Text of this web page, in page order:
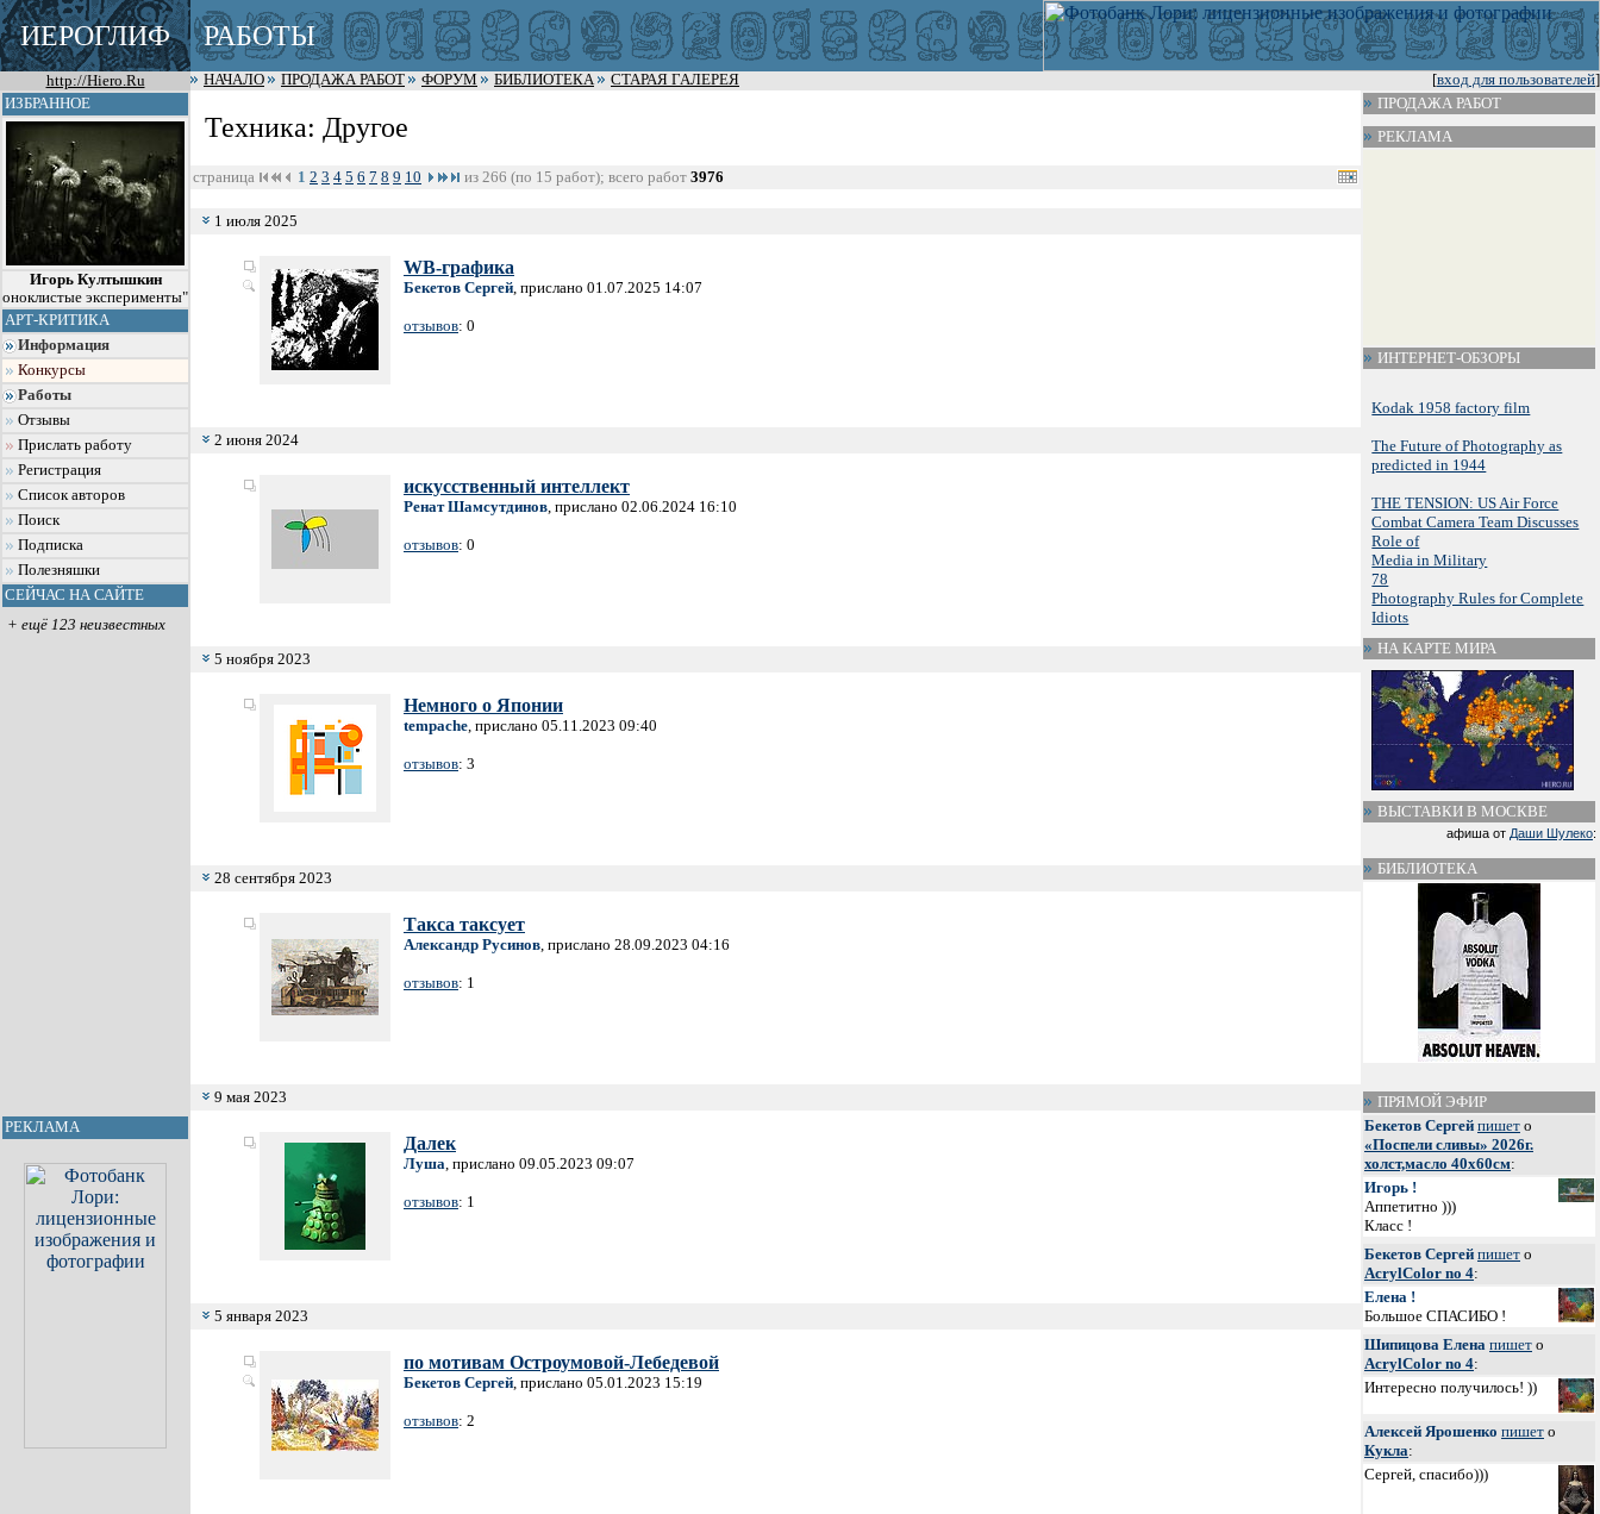
ИЕРОГЛИФ РАБОТЫ
http://Hiero.Ru [вход для пользователей]
НАЧАЛО ПРОДАЖА РАБОТ ФОРУМ БИБЛИОТЕКА
СТАРАЯ ГАЛЕРЕЯ
ИЗБРАННОЕ
Игорь Култышкин
оноклистые эксперименты"
АРТ-КРИТИКА
Информация
Конкурсы
Работы
Отзывы
Прислать работу
Регистрация
Список авторов
Поиск
Подписка
Полезняшки
СЕЙЧАС НА САЙТЕ
+ ещё 123 неизвестных
РЕКЛАМА
Техника: Другое
страница 1 2 3 4 5 6 7 8 9 10 из 266 (по 15 работ); всего работ 3976
1 июля 2025
WB-графика
Бекетов Сергей, прислано 01.07.2025 14:07
отзывов: 0
2 июня 2024
искусственный интеллект
Ренат Шамсутдинов, прислано 02.06.2024 16:10
отзывов: 0
5 ноября 2023
Немного о Японии
tempache, прислано 05.11.2023 09:40
отзывов: 3
28 сентября 2023
Такса таксует
Александр Русинов, прислано 28.09.2023 04:16
отзывов: 1
9 мая 2023
Далек
Луша, прислано 09.05.2023 09:07
отзывов: 1
5 января 2023
по мотивам Остроумовой-Лебедевой
Бекетов Сергей, прислано 05.01.2023 15:19
отзывов: 2
ПРОДАЖА РАБОТ
РЕКЛАМА
ИНТЕРНЕТ-ОБЗОРЫ
Kodak 1958 factory film
The Future of Photography as
predicted in 1944
THE TENSION: US Air Force
Combat Camera Team Discusses
Role of
Media in Military
78
Photography Rules for Complete
Idiots
НА КАРТЕ МИРА
ВЫСТАВКИ В МОСКВЕ
афиша от Даши Шулеко:
БИБЛИОТЕКА
ПРЯМОЙ ЭФИР
Бекетов Сергей пишет о
«Поспели сливы» 2026г.
холст,масло 40х60см:
Игорь !
Аппетитно )))
Класс !
Бекетов Сергей пишет о
AcrylColor no 4:
Елена !
Большое СПАСИБО !
Шипицова Елена пишет о
AcrylColor no 4:
Интересно получилось! ))
Алексей Ярошенко пишет о
Кукла:
Сергей, спасибо)))